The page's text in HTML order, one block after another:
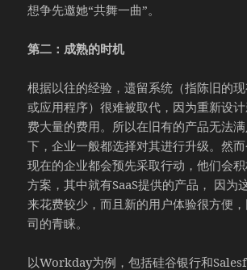
想争先邀她“共舞一曲”。
第二：成熟的时机
根据以往的经验，遗留系统（指陈旧的
或应用程序）很难被取代，因为重新设
费大量的费用。所以在旧有的产品无法
下，企业一般都选择对其进行升级。然而
现在的企业都会预先采取行动，他们会
方案，其中就有SaaS提供的产品， 因为
来花费较少，而且新的用户体验很方便
司的青睐。
以Workday为例，包括硅谷银行和